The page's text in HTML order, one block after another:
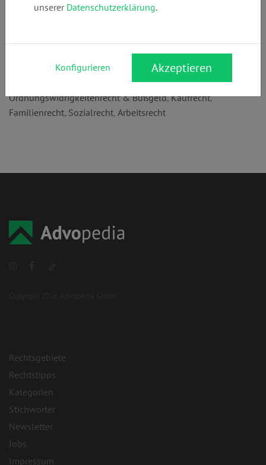
Rechtsgebiete:
Strafrecht,
Ordnungswidrigkeitenrecht & Bußgeld,Kaufrecht,
Familienrecht, Sozialrecht, Arbeitsrecht
Rechtsgebiete
Rechtstipps
Kategorien
Stichwörter
Newsletter
Jobs
Impressum
unserer Datenschutzerklärung.
Konfigurieren Akzeptieren